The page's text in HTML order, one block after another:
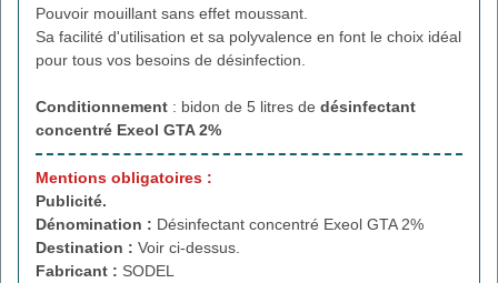
Pouvoir mouillant sans effet moussant.
Sa facilité d'utilisation et sa polyvalence en font le choix idéal
pour tous vos besoins de désinfection.
Conditionnement : bidon de 5 litres de désinfectant
concentré Exeol GTA 2%
Mentions obligatoires :
Publicité.
Dénomination : Désinfectant concentré Exeol GTA 2%
Destination : Voir ci-dessus.
Fabricant : SODEL